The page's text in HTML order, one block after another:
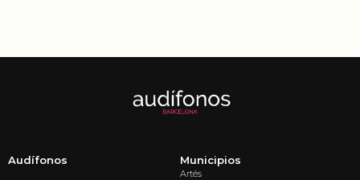
Audífonos Municipios
Artés